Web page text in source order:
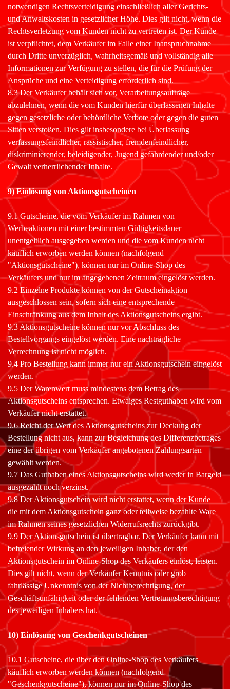
notwendigen Rechtsverteidigung einschließlich aller Gerichts-
und Anwaltskosten in gesetzlicher Höhe. Dies gilt nicht, wenn die
Rechtsverletzung vom Kunden nicht zu vertreten ist. Der Kunde
ist verpflichtet, dem Verkäufer im Falle einer Inanspruchnahme
durch Dritte unverzüglich, wahrheitsgemäß und vollständig alle
Informationen zur Verfügung zu stellen, die für die Prüfung der
Ansprüche und eine Verteidigung erforderlich sind.
8.3 Der Verkäufer behält sich vor, Verarbeitungsaufträge
abzulehnen, wenn die vom Kunden hierfür überlassenen Inhalte
gegen gesetzliche oder behördliche Verbote oder gegen die guten
Sitten verstoßen. Dies gilt insbesondere bei Überlassung
verfassungsfeindlicher, rassistischer, fremdenfeindlicher,
diskriminierender, beleidigender, Jugend gefährdender und/oder
Gewalt verherrlichender Inhalte.
9) Einlösung von Aktionsgutscheinen
9.1 Gutscheine, die vom Verkäufer im Rahmen von
Werbeaktionen mit einer bestimmten Gültigkeitsdauer
unentgeltlich ausgegeben werden und die vom Kunden nicht
käuflich erworben werden können (nachfolgend
"Aktionsgutscheine"), können nur im Online-Shop des
Verkäufers und nur im angegebenen Zeitraum eingelöst werden.
9.2 Einzelne Produkte können von der Gutscheinaktion
ausgeschlossen sein, sofern sich eine entsprechende
Einschränkung aus dem Inhalt des Aktionsgutscheins ergibt.
9.3 Aktionsgutscheine können nur vor Abschluss des
Bestellvorgangs eingelöst werden. Eine nachträgliche
Verrechnung ist nicht möglich.
9.4 Pro Bestellung kann immer nur ein Aktionsgutschein eingelöst
werden.
9.5 Der Warenwert muss mindestens dem Betrag des
Aktionsgutscheins entsprechen. Etwaiges Restguthaben wird vom
Verkäufer nicht erstattet.
9.6 Reicht der Wert des Aktionsgutscheins zur Deckung der
Bestellung nicht aus, kann zur Begleichung des Differenzbetrages
eine der übrigen vom Verkäufer angebotenen Zahlungsarten
gewählt werden.
9.7 Das Guthaben eines Aktionsgutscheins wird weder in Bargeld
ausgezahlt noch verzinst.
9.8 Der Aktionsgutschein wird nicht erstattet, wenn der Kunde
die mit dem Aktionsgutschein ganz oder teilweise bezahlte Ware
im Rahmen seines gesetzlichen Widerrufsrechts zurückgibt.
9.9 Der Aktionsgutschein ist übertragbar. Der Verkäufer kann mit
befreiender Wirkung an den jeweiligen Inhaber, der den
Aktionsgutschein im Online-Shop des Verkäufers einlöst, leisten.
Dies gilt nicht, wenn der Verkäufer Kenntnis oder grob
fahrlässige Unkenntnis von der Nichtberechtigung, der
Geschäftsunfähigkeit oder der fehlenden Vertretungsberechtigung
des jeweiligen Inhabers hat.
10) Einlösung von Geschenkgutscheinen
10.1 Gutscheine, die über den Online-Shop des Verkäufers
käuflich erworben werden können (nachfolgend
"Geschenkgutscheine"), können nur im Online-Shop des